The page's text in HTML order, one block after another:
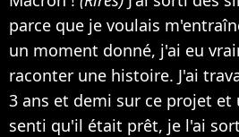
parce que je voulais
un moment donné, j'ai eu
raconter une histoire. J'ai
3 ans et demi sur ce projet et
senti qu'il était prêt, je l'ai